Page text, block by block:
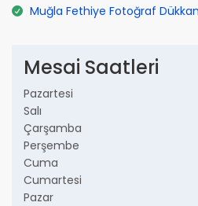
Muğla Fethiye Fotoğraf
Mesai Saatleri
Pazartesi
Salı
Çarşamba
Perşembe
Cuma
Cumartesi
Pazar